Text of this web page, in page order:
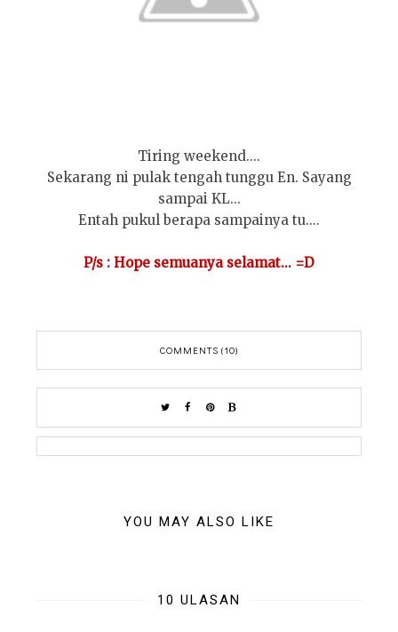
Tiring weekend....
Sekarang ni pulak tengah tunggu En. Sayang
sampai KL...
Entah pukul berapa sampainya tu....
P/s : Hope semuanya selamat... =D
COMMENTS (10)
YOU MAY ALSO LIKE
10 ULASAN